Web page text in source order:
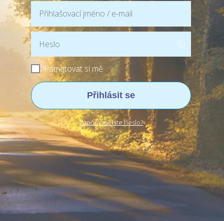
Pamatovat si mě
Přihlásit se
Zapomněli jste heslo?